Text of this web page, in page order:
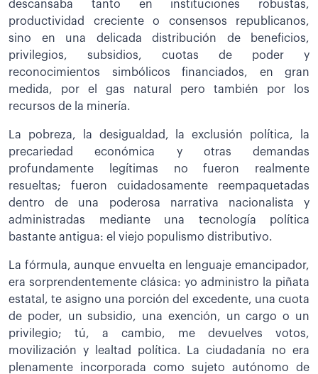
descansaba tanto en instituciones robustas,
productividad creciente o consensos republicanos,
sino en una delicada distribución de beneficios,
privilegios, subsidios, cuotas de poder y
reconocimientos simbólicos financiados, en gran
medida, por el gas natural pero también por los
recursos de la minería.
La pobreza, la desigualdad, la exclusión política, la
precariedad económica y otras demandas
profundamente legítimas no fueron realmente
resueltas; fueron cuidadosamente reempaquetadas
dentro de una poderosa narrativa nacionalista y
administradas mediante una tecnología política
bastante antigua: el viejo populismo distributivo.
La fórmula, aunque envuelta en lenguaje emancipador,
era sorprendentemente clásica: yo administro la piñata
estatal, te asigno una porción del excedente, una cuota
de poder, un subsidio, una exención, un cargo o un
privilegio; tú, a cambio, me devuelves votos,
movilización y lealtad política. La ciudadanía no era
plenamente incorporada como sujeto autónomo de